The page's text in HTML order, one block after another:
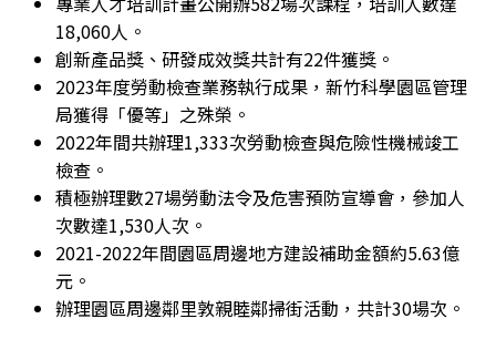
18,060人。
創新產品獎、研發成效獎共計有22件獲獎。
2023年度勞動檢查業務執行成果，新竹科學園區管理
局獲得「優等」之殊榮。
2022年間共辦理1,333次勞動檢查與危險性機械竣工
檢查。
積極辦理數27場勞動法令及危害預防宣導會，參加人
次數達1,530人次。
2021-2022年間園區周邊地方建設補助金額約5.63億
元。
辦理園區周邊鄰里敦親睦鄰掃街活動，共計30場次。